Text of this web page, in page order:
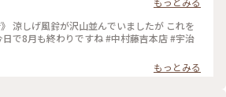
す☺️ 大阪のKITTEと阪急百貨店で手に入り
は宇治の本店にしました。
を
で8月も終わりですね #中村藤吉本店 #宇治
もっとみる